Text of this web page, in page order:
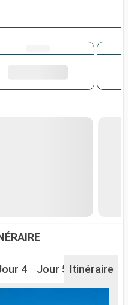
4 Jour 5 Jour 6
Itinéraire